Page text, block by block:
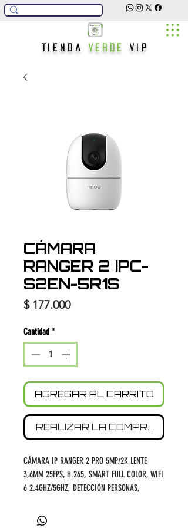
TiendaVerde Vip
CÁMARA
RANGER 2 IPC-
S2EN-5R1S
$ 177.000Precio
Cantidad *
AGREGAR AL CARRITO
REALIZAR LA COMPRA
CÁMARA IP RANGER 2 PRO 5MP/2K LENTE
3,6MM 25FPS, H.265, SMART FULL COLOR, WIFI
6 2.4GHZ/5GHZ, DETECCIÓN PERSONAS,
2VIAS, FUENTE TIPO C